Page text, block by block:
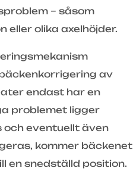
– såsom
eller olika axelhöjder.
av
endast har en
problemet ligger
och eventuellt även
kommer bäckenet
en snedställd position.